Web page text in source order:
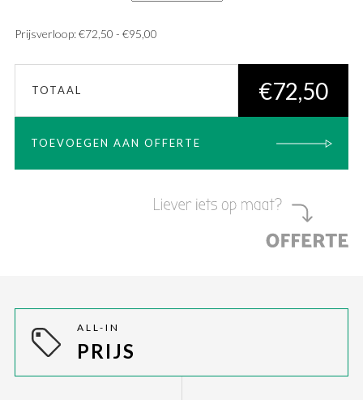
Prijsverloop:€72,50 - €95,00Prijsklasse:
TOTAAL €72,50
TOEVOEGEN AAN OFFERTE
ALL-IN
PRIJS